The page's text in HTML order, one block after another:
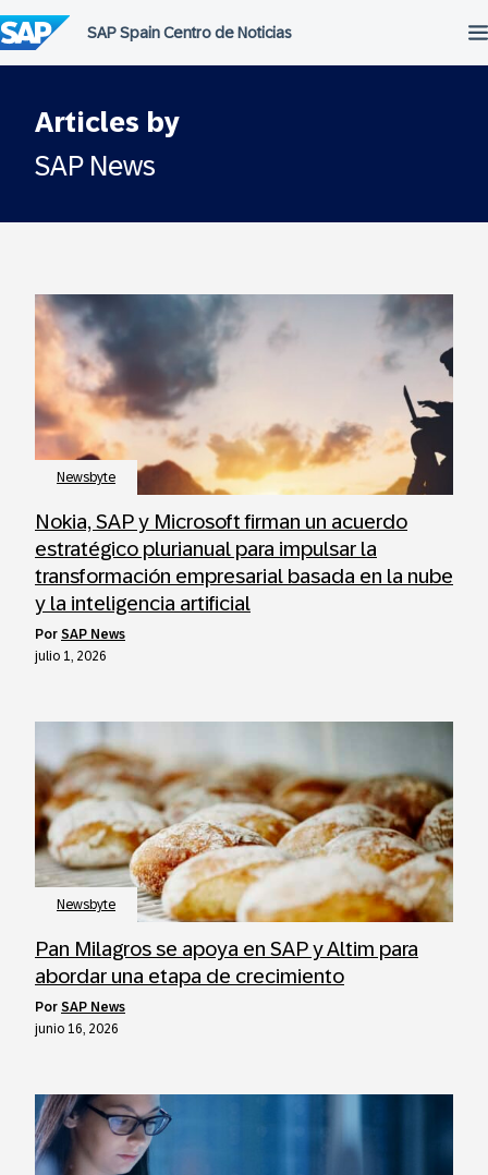
al
contenido
Articles by
SAP News
Newsbyte
Nokia, SAP y Microsoft firman un acuerdo
estratégico plurianual para impulsar la
transformación empresarial basada en la nube
y la inteligencia artificial
por SAP News
julio 1, 2026
Newsbyte
Pan Milagros se apoya en SAP y Altim para
abordar una etapa de crecimiento
por SAP News
junio 16, 2026